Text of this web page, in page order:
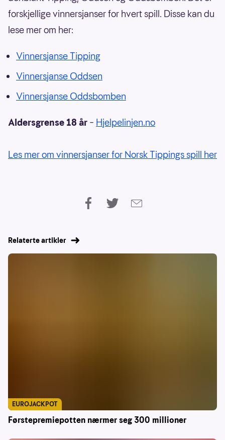
forskjellige vinnersjanser for hvert spill. Disse kan du
lese mer om her:
Vinnersjanse Tipping
Vinnersjanse Oddsen
Vinnersjanse Oddsbomben
Aldersgrense 18 år – Hjelpelinjen.no
Les mer om vinnersjanser for Norsk Tippings spill her
Relaterte artikler
Førstepremiepotten nærmer seg 300 millioner
EUROJACKPOT